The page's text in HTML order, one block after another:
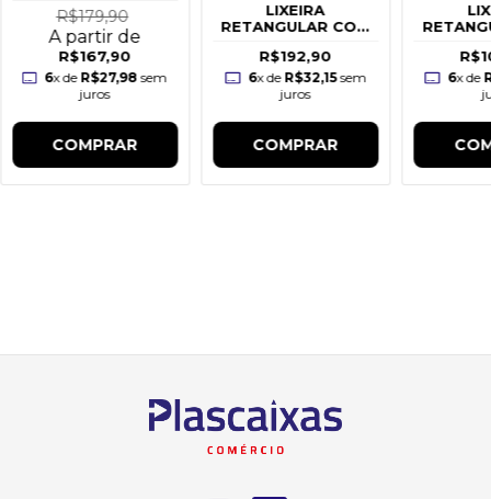
R$179,90
A partir de
R$167,90
6x de R$27,98 sem
juros
COMPRAR
LIXEIRA
RETANGULAR COM
R$192,90
6x de R$32,15sem
juros
COMPRAR
6x de